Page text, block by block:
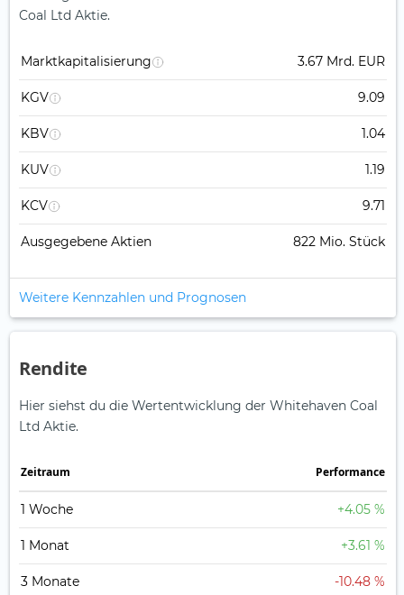
Coal Ltd Aktie.
Marktkapitalisierung 3.67 Mrd. EUR
KGV 9.09
KBV 1.04
KUV 1.19
KCV 9.71
Ausgegebene Aktien 822 Mio. Stück
Weitere Kennzahlen und Prognosen
Rendite
Hier siehst du die Wertentwicklung der Whitehaven Coal
Ltd Aktie.
Zeitraum Perfor­mance
1 Woche +4.05 %
1 Monat +3.61 %
3 Monate -10.48 %